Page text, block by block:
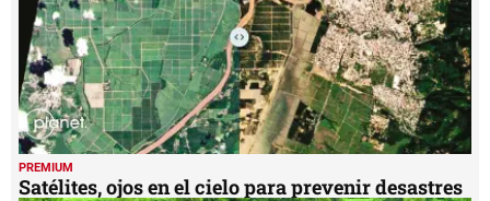
PREMIUM
Satélites, ojos en el cielo para prevenir desastres